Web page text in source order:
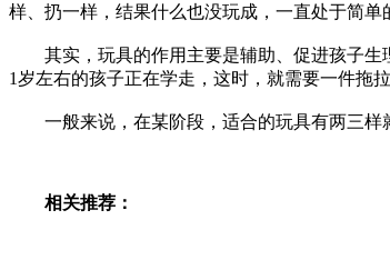
样、扔一样，结果什么也没玩成，一直处于简单
其实，玩具的作用主要是辅助、促进孩子生
1岁左右的孩子正在学走，这时，就需要一件拖
一般来说，在某阶段，适合的玩具有两三样
相关推荐：